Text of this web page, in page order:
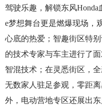
驾驶乐趣，解锁东风
e梦想舞台更是燃爆现场，
心底的热爱；智趣街区特
的技术专家与车主进行了
智混技术；在灵悉街区，
无数家人驻足参观，零距
外，电动营地专区还展出